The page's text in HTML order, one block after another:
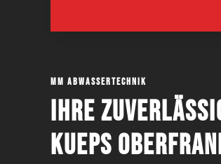
MM Abwassertechnik
Ihre
Kueps